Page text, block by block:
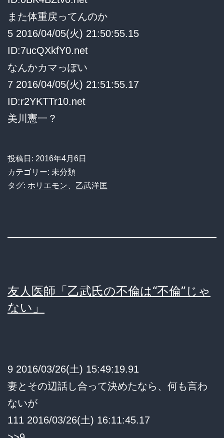
また体重戻ってんのか
5 2016/04/05(火) 21:50:55.15
ID:7ucQXkfY0.net
なんかカマっぽい
7 2016/04/05(火) 21:51:55.17
ID:r2YKTTr10.net
美川憲一？
投稿日: 2016年4月6日
カテゴリー: 未分類
タグ: ホリエモン 乙武洋匡
友人医師「乙武氏の不倫は“不倫”じゃ
ない」
9 2016/03/26(土) 15:49:19.91
妻とその辺話し合って決めたなら、何も言わ
ないが
111 2016/03/26(土) 16:11:45.17